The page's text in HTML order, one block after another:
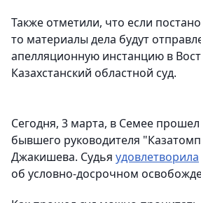
Также отметили, что если
то материалы дела будут
апелляционную инстанцию в
Казахстанский областной суд.
Сегодня, 3 марта, в Семее прошел
бывшего руководителя
Джакишева. Судья удовлетворила
об условно-досрочном